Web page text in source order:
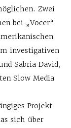
Zwei
bei „Vocer“
investigativen
Sabria David,
Slow Media
Projekt
sich über